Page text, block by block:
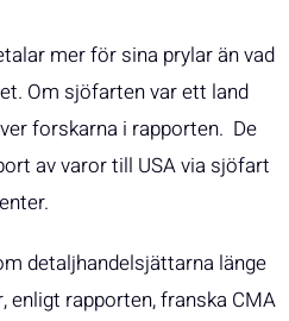
mer för sina prylar än vad
Om sjöfarten var ett land
forskarna i rapporten. De
av varor till USA via sjöfart
detaljhandelsjättarna länge
rapporten, franska CMA